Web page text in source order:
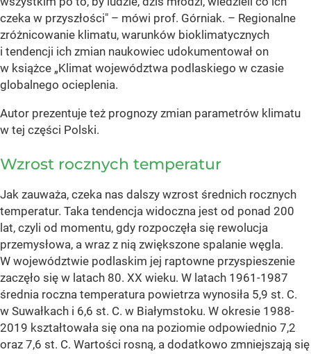
czeka w przyszłości" – mówi prof. Górniak. – Regionalne
zróżnicowanie klimatu, warunków bioklimatycznych
i tendencji ich zmian naukowiec udokumentował on
w książce „Klimat województwa podlaskiego w czasie
globalnego ocieplenia.
Autor prezentuje też prognozy zmian parametrów klimatu
w tej części Polski.
Wzrost rocznych temperatur
Jak zauważa, czeka nas dalszy wzrost średnich rocznych
temperatur. Taka tendencja widoczna jest od ponad 200
lat, czyli od momentu, gdy rozpoczęła się rewolucja
przemysłowa, a wraz z nią zwiększone spalanie węgla.
W województwie podlaskim jej raptowne przyspieszenie
zaczęło się w latach 80. XX wieku. W latach 1961-1987
średnia roczna temperatura powietrza wynosiła 5,9 st. C.
w Suwałkach i 6,6 st. C. w Białymstoku. W okresie 1988-
2019 kształtowała się ona na poziomie odpowiednio 7,2
oraz 7,6 st. C. Wartości rosną, a dodatkowo zmniejszają się